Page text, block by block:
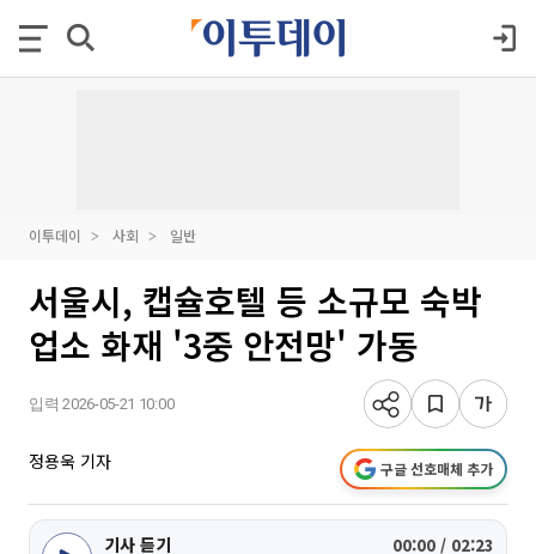
이투데이 사회 일반
서울시, 캡슐호텔 등 소규모 숙박
업소 화재 '3중 안전망' 가동
입력 2026-05-21 10:00
정용욱 기자 구글 선호매체 추가
기사 듣기 00:00 / 02:23